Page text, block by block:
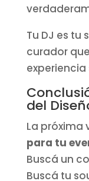
Tu DJ es tu
curador
del
La próxima
para tu
Buscá un
Buscá tu